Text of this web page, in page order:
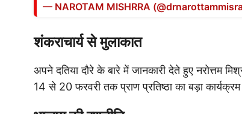
— NAROTAM MISHRRA
शंकराचार्य से मुलाकात
अपने दतिया दौरे के बारे में जानकारी देते हुए नरोत्तम
14 से 20 फरवरी तक प्राण प्रतिष्ठा का बड़ा